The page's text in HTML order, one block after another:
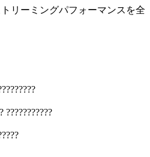
リーミングパフォーマンスを全
???????????